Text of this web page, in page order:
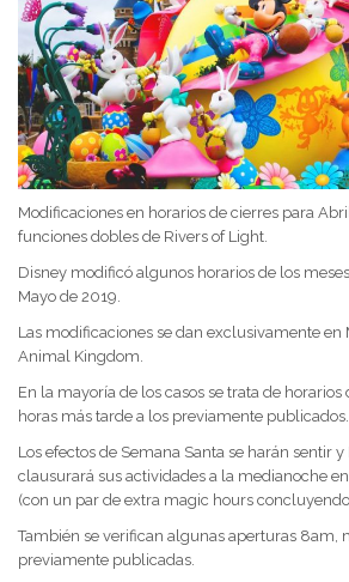
Modificaciones en horarios de cierres para
funciones dobles de Rivers of Light.
Disney modificó algunos horarios de los
Mayo de 2019.
Las modificaciones se dan exclusivamente en
Animal Kingdom.
En la mayoría de los casos se trata de horarios
horas más tarde a los previamente publicados.
Los efectos de Semana Santa se harán sentir
clausurará sus actividades a la medianoche
(con un par de extra magic hours concluyendo
También se verifican algunas aperturas 8am,
previamente publicadas.